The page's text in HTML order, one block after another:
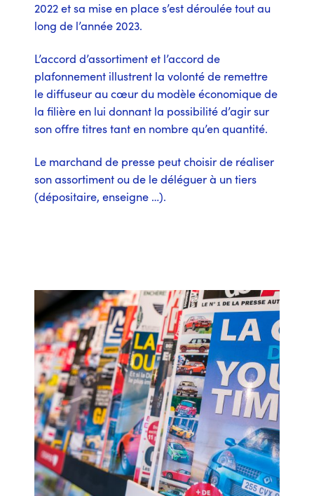
2022 et sa mise en place s’est déroulée tout au
long de l’année 2023.
L’accord d’assortiment et l’accord de
plafonnement illustrent la volonté de remettre
le diffuseur au cœur du modèle économique de
la filière en lui donnant la possibilité d’agir sur
son offre titres tant en nombre qu’en quantité.
Le marchand de presse peut choisir de réaliser
son assortiment ou de le déléguer à un tiers
(dépositaire, enseigne …).